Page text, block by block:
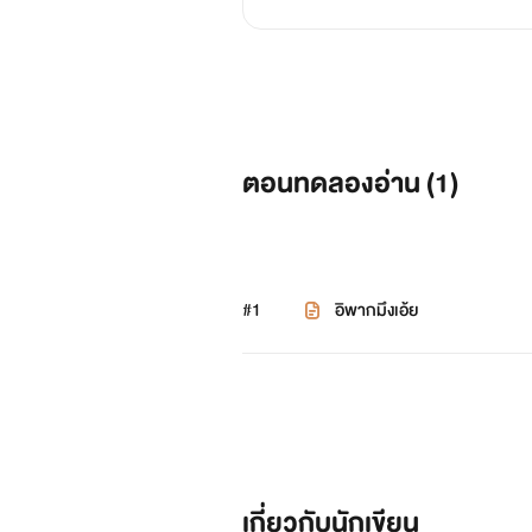
ตอนทดลองอ่าน (1)
#1 อิพากมึงเอ้ย